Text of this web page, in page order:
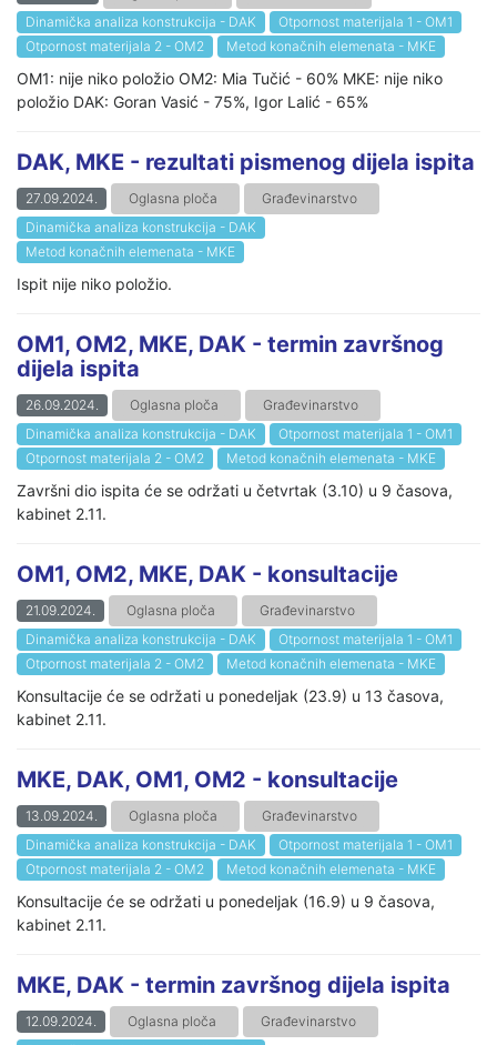
Dinamička analiza konstrukcija - DAK
Otpornost materijala 1 - OM1
Otpornost materijala 2 - OM2
Metod konačnih elemenata - MKE
OM1: nije niko položio OM2: Mia Tučić - 60% MKE: nije niko
položio DAK: Goran Vasić - 75%, Igor Lalić - 65%
DAK, MKE - rezultati pismenog dijela ispita
27.09.2024. Oglasna ploča
Građevinarstvo
Dinamička analiza konstrukcija - DAK
Metod konačnih elemenata - MKE
Ispit nije niko položio.
OM1, OM2, MKE, DAK - termin završnog
dijela ispita
26.09.2024. Oglasna ploča
Građevinarstvo
Dinamička analiza konstrukcija - DAK
Otpornost materijala 1 - OM1
Otpornost materijala 2 - OM2
Metod konačnih elemenata - MKE
Završni dio ispita će se održati u četvrtak (3.10) u 9 časova,
kabinet 2.11.
OM1, OM2, MKE, DAK - konsultacije
21.09.2024. Oglasna ploča
Građevinarstvo
Dinamička analiza konstrukcija - DAK
Otpornost materijala 1 - OM1
Otpornost materijala 2 - OM2
Metod konačnih elemenata - MKE
Konsultacije će se održati u ponedeljak (23.9) u 13 časova,
kabinet 2.11.
MKE, DAK, OM1, OM2 - konsultacije
13.09.2024. Oglasna ploča
Građevinarstvo
Dinamička analiza konstrukcija - DAK
Otpornost materijala 1 - OM1
Otpornost materijala 2 - OM2
Metod konačnih elemenata - MKE
Konsultacije će se održati u ponedeljak (16.9) u 9 časova,
kabinet 2.11.
MKE, DAK - termin završnog dijela ispita
12.09.2024. Oglasna ploča
Građevinarstvo